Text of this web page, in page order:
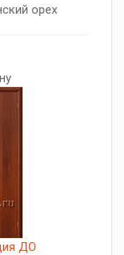
орех
ДО